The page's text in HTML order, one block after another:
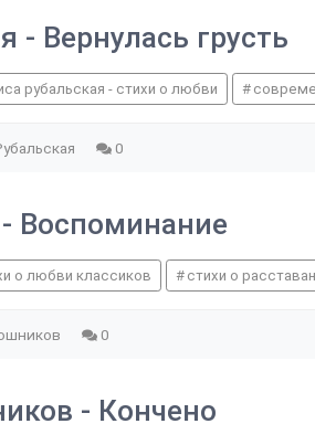
- Вернулась грусть
рубальская - стихи о любви
0
Воспоминание
о любви классиков стихи о
0
- Кончено